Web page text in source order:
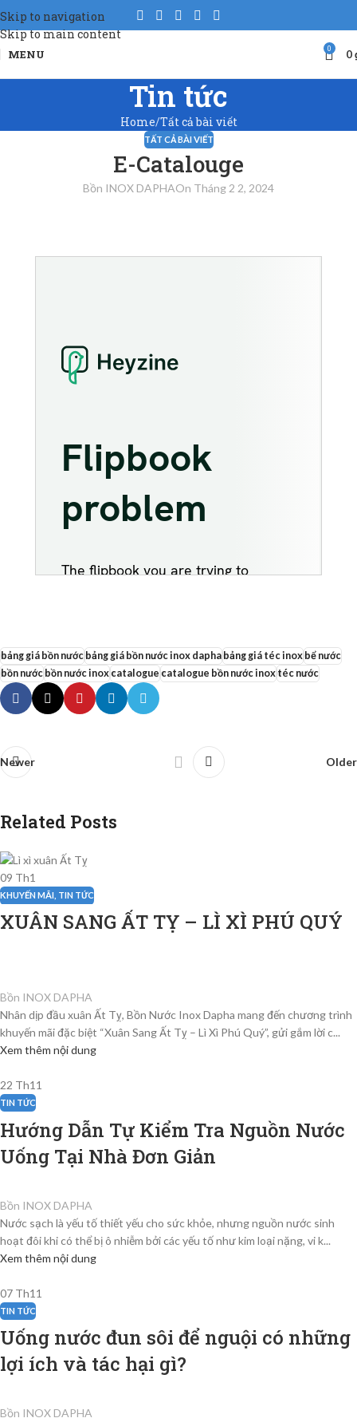
Skip to navigation
Skip to main content
MENU 0 0
Tin tức
Home Tất cả bài viết
TẤT CẢ BÀI VIẾT
E-Catalouge
Bồn INOX DAPHAOn Tháng 2 2, 2024
bảng giá bồn nướcbảng giá bồn nước inox daphabảng giá téc inoxbể nước
bồn nướcbồn nước inoxcatalogue catalogue bồn nước inoxtéc nước
Newer Older
Related Posts
09 Th1
KHUYẾN MÃI TIN TỨC
XUÂN SANG ẤT TỴ – LÌ XÌ PHÚ QUÝ
Bồn INOX DAPHA
Nhân dịp đầu xuân Ất Tỵ, Bồn Nước Inox Dapha mang đến chương trình
khuyến mãi đặc biệt “Xuân Sang Ất Tỵ – Lì Xì Phú Quý”, gửi gắm lời c...
Xem thêm nội dung
22 Th11
TIN TỨC
Hướng Dẫn Tự Kiểm Tra Nguồn Nước
Uống Tại Nhà Đơn Giản
Bồn INOX DAPHA
Nước sạch là yếu tố thiết yếu cho sức khỏe, nhưng nguồn nước sinh
hoạt đôi khi có thể bị ô nhiễm bởi các yếu tố như kim loại nặng, vi k...
Xem thêm nội dung
07 Th11
TIN TỨC
Uống nước đun sôi để nguội có những
lợi ích và tác hại gì?
Bồn INOX DAPHA